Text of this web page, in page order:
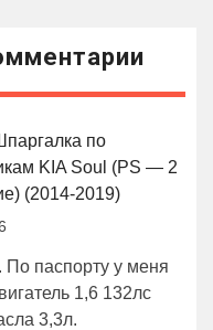
по
KIA Soul (PS — 2
(2014-2019)
По паспорту у меня
1,6 132лс
3,3л.